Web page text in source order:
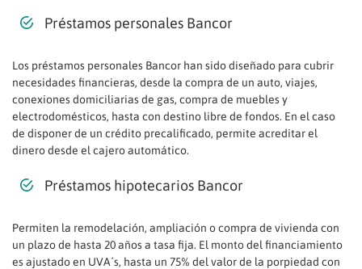
Préstamos personales Bancor
Los préstamos personales Bancor han sido diseñado para cubrir
necesidades financieras, desde la compra de un auto, viajes,
conexiones domiciliarias de gas, compra de muebles y
electrodomésticos, hasta con destino libre de fondos. En el caso
de disponer de un crédito precalificado, permite acreditar el
dinero desde el cajero automático.
Préstamos hipotecarios Bancor
Permiten la remodelación, ampliación o compra de vivienda con
un plazo de hasta 20 años a tasa fija. El monto del financiamiento
es ajustado en UVA´s, hasta un 75% del valor de la porpiedad con